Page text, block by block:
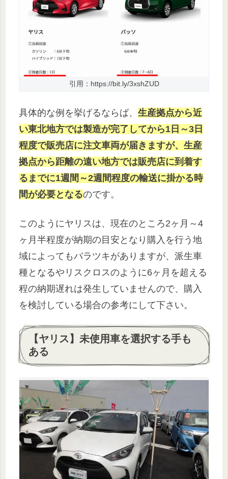
引用：https://bit.ly/3xshZUD
具体的な例を挙げるならば、 生産拠点から近
い東北地方では製造が完了してから1日～3日
程度で販売店に注文車両が届きますが、生産
拠点から距離の遠い地方では販売店に到着す
るまでに1週間～2週間程度の輸送に掛かる時
間が必要となるのです。
このようにヤリスは、現在のところ2ヶ月～4
ヶ月半程度が納期の目安となり購入を行う地
域によってもバラツキがありますが、派生車
種となるやリスクロスのように6ヶ月を超える
程の納期遅れは発生していませんので、購入
を検討している場合の参考にして下さい。
【ヤリス】未使用車を選択する手も
ある